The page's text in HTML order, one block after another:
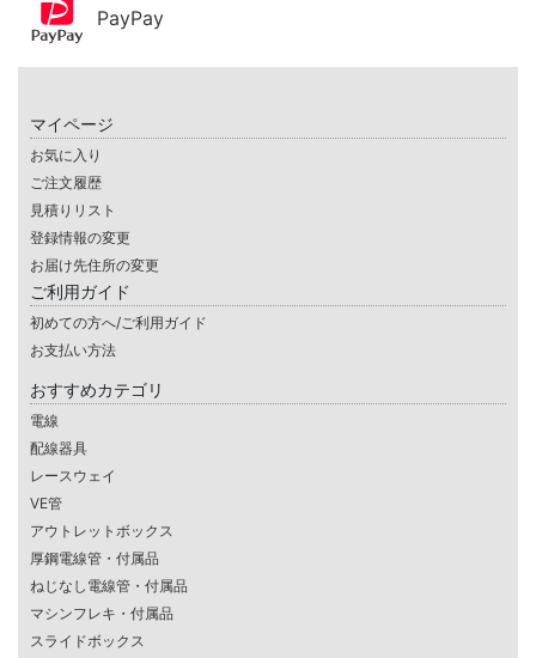
PayPay
マイページ
お気に入り
ご注文履歴
見積りリスト
登録情報の変更
お届け先住所の変更
ご利用ガイド
初めての方へ/ご利用ガイド
お支払い方法
おすすめカテゴリ
電線
配線器具
レースウェイ
VE管
アウトレットボックス
厚鋼電線管・付属品
ねじなし電線管・付属品
マシンフレキ・付属品
スライドボックス